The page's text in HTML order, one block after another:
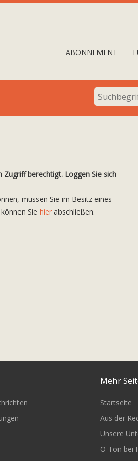
ABONNEMENT
Zugriff berechtigt. Loggen Sie sich
müssen Sie im Besitz eines
Siehier abschließen.
Mehr
Startseite
Aus der
Unsere
O-Ton bei